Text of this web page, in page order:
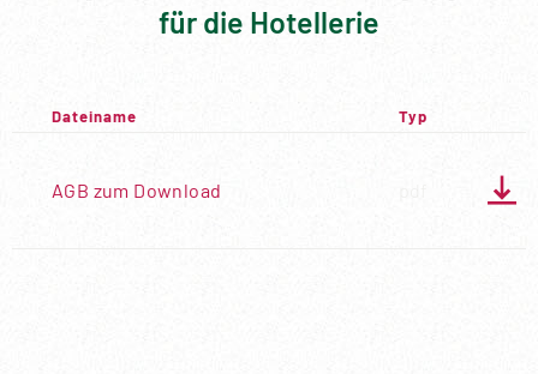
----
für die Hotellerie
Dateiname Typ
AGB zum Download 